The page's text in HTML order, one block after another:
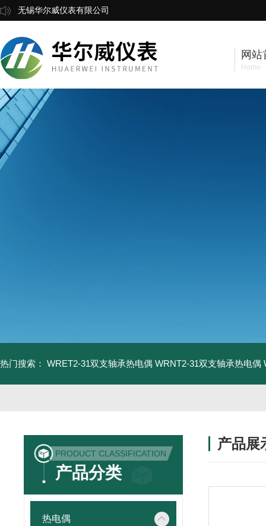
无锡华尔威仪表有限公司
网站
Home
热门搜索： WRET2-31双支轴承热电偶 WRNT2-31双支轴承热电偶
PRODUCT CLASSIFICATION
产品分类
热电偶
产品展